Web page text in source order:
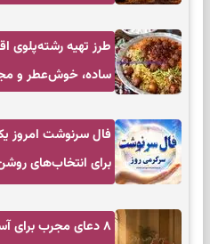
طرز تهیه رشته‌پلوی
ساده، خوش‌عطر و
برای انتخاب‌های
۸ دعای مجرب برای